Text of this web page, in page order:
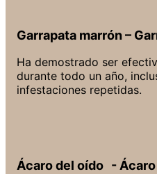
Garrapata marrón –
Ha demostrado ser
durante todo un año,
infestaciones repetidas.
Ácaro del oído - Ácaro